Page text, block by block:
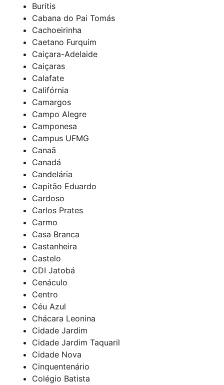
Buritis
Cabana do Pai Tomás
Cachoeirinha
Caetano Furquim
Caiçara-Adelaide
Caiçaras
Calafate
Califórnia
Camargos
Campo Alegre
Camponesa
Campus UFMG
Canaã
Canadá
Candelária
Capitão Eduardo
Cardoso
Carlos Prates
Carmo
Casa Branca
Castanheira
Castelo
CDI Jatobá
Cenáculo
Centro
Céu Azul
Chácara Leonina
Cidade Jardim
Cidade Jardim Taquaril
Cidade Nova
Cinquentenário
Colégio Batista